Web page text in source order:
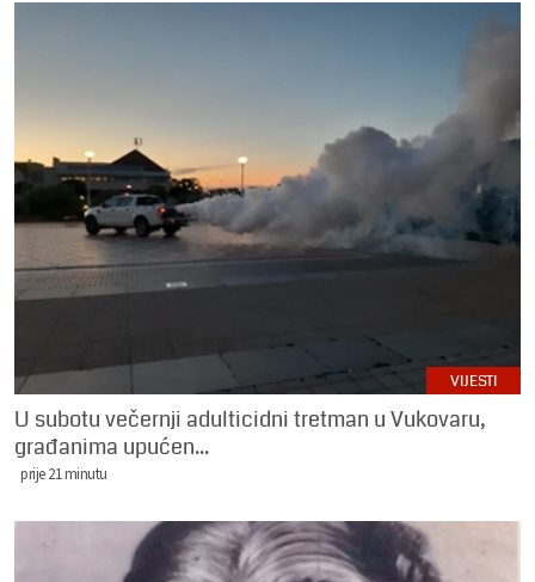
VIJESTI
U subotu večernji adulticidni tretman u Vukovaru,
građanima upućen...
prije 21 minutu